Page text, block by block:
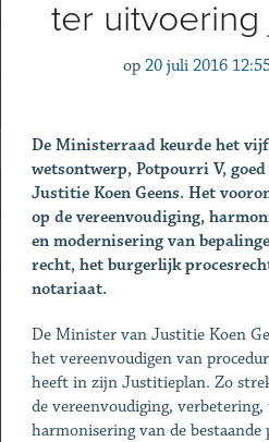
ter uitvoering
op 20 juli 2016
De Ministerraad keurde het
wetsontwerp, Potpourri V,
Justitie Koen Geens. Het
op de vereenvoudiging,
en modernisering van
recht, het burgerlijk
notariaat.
De Minister van Justitie Koen
het vereenvoudigen van
heeft in zijn Justitieplan. Zo
de vereenvoudiging,
harmonisering van de bestaande